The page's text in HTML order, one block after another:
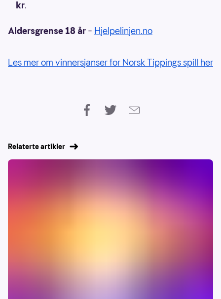
kr.
Aldersgrense 18 år – Hjelpelinjen.no
Les mer om vinnersjanser for Norsk Tippings spill her
Relaterte artikler